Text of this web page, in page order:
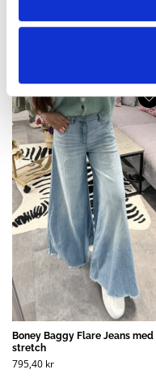
Boone Barrel Jeans med
Boney Baggy Flare Jeans med
stretch
795,40 kr